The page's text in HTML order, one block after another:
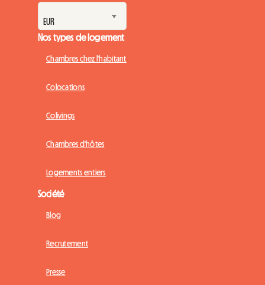
Nos types de logement
Chambres chez l'habitant
Colocations
Colivings
Chambres d'hôtes
Logements entiers
Société
Blog
Recrutement
Presse